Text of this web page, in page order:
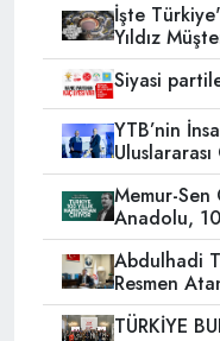
İşte
Yıldız
Siyasi
YTB’nin
Memur-Sen
Anadolu,
Abdulhadi
Resmen
TÜRKİYE